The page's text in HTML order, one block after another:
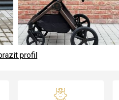
profil